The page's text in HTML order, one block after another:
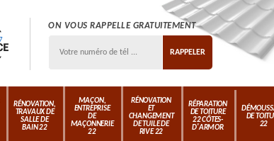
ON VOUS RAPPELLE GRATUITEMENT
RÉNOVATION,
TRAVAUX DE
SALLE DE
BAIN 22
MAÇON,
ENTREPRISE
DE
MAÇONNERIE
22
RÉNOVATION
ET
CHANGEMENT
DE TUILE DE
RIVE 22
RÉPARATION
DE TOITURE
22 CÔTES-
D'ARMOR
DE
22